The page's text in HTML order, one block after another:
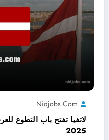
Nidjobs.com
لاتفيا تفتح باب التطوع
2025